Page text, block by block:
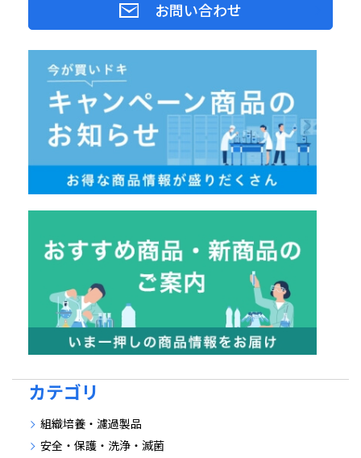
お問い合わせ
カテゴリ
組織培養・濾過製品
安全・保護・洗浄・滅菌